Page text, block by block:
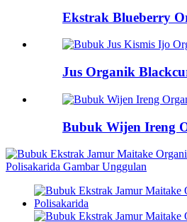
Ekstrak Blueberry
Jus Organik
Bubuk Wijen Ireng